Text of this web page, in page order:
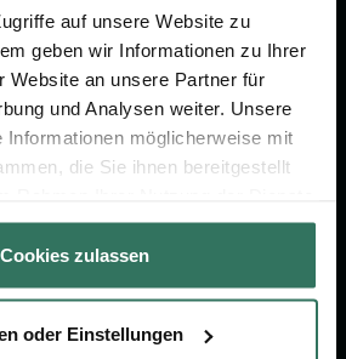
auf unsere Website zu
geben wir Informationen zu Ihrer
Website an unsere Partner für
und Analysen weiter. Unsere
Informationen möglicherweise mit
die Sie ihnen bereitgestellt
Cookies zulassen
oder Einstellungen
FÜR BESTATTER
Online-Portal
Kostenlos registrieren